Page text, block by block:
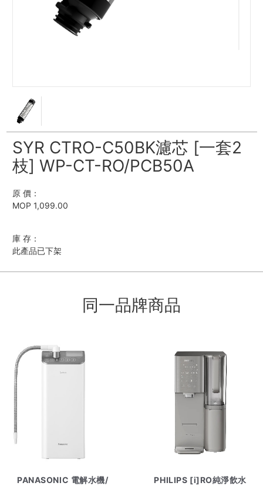
SYR CTRO-C50BK濾芯 [一套2
枝] WP-CT-RO/PCB50A
原 價：
MOP 1,099.00
庫 存：
此產品已下架
同一品牌商品
PANASONIC 電解水機/
PHILIPS [i]RO純淨飲水